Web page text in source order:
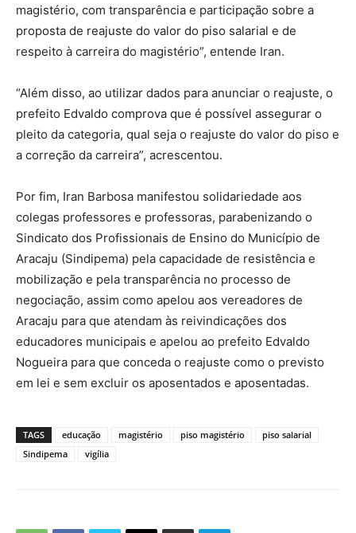
magistério, com transparência e participação sobre a
proposta de reajuste do valor do piso salarial e de
respeito à carreira do magistério”, entende Iran.
“Além disso, ao utilizar dados para anunciar o reajuste, o
prefeito Edvaldo comprova que é possível assegurar o
pleito da categoria, qual seja o reajuste do valor do piso e
a correção da carreira”, acrescentou.
Por fim, Iran Barbosa manifestou solidariedade aos
colegas professores e professoras, parabenizando o
Sindicato dos Profissionais de Ensino do Município de
Aracaju (Sindipema) pela capacidade de resistência e
mobilização e pela transparência no processo de
negociação, assim como apelou aos vereadores de
Aracaju para que atendam às reivindicações dos
educadores municipais e apelou ao prefeito Edvaldo
Nogueira para que conceda o reajuste como o previsto
em lei e sem excluir os aposentados e aposentadas.
TAGS educação magistério piso magistério
piso salarial
Sindipema
vigília